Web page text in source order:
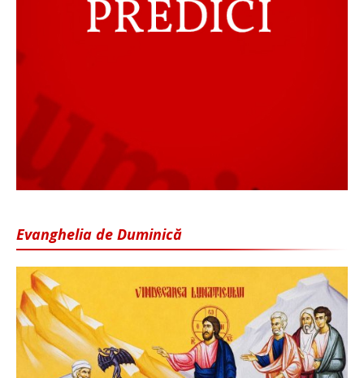
Evanghelia de Duminică